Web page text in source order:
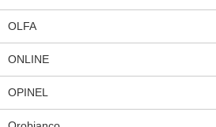
OLFA
ONLINE
OPINEL